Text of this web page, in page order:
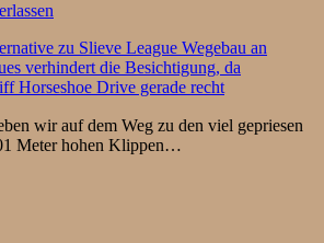
wir auf dem Weg zu den viel gepriesen
Meter hohen Klippen…